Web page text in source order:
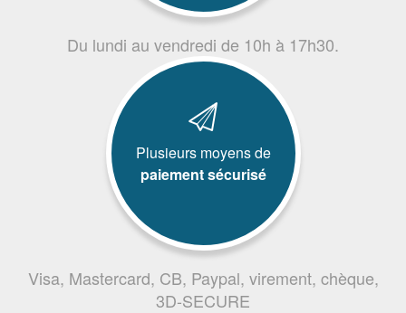
Du lundi au vendredi de 10h à 17h30.
Plusieurs moyens de
paiement sécurisé
Visa, Mastercard, CB, Paypal, virement, chèque,
3D-SECURE